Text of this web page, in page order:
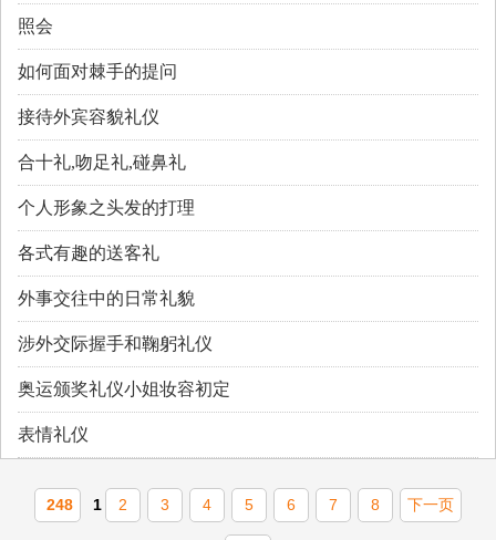
照会
如何面对棘手的提问
接待外宾容貌礼仪
合十礼,吻足礼,碰鼻礼
个人形象之头发的打理
各式有趣的送客礼
外事交往中的日常礼貌
涉外交际握手和鞠躬礼仪
奥运颁奖礼仪小姐妆容初定
表情礼仪
248 1 2 3 4 5 6 7 8 下一页